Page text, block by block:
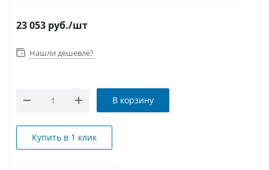
23 053 руб./шт
Нашли дешевле?
В корзину
Купить в 1 клик